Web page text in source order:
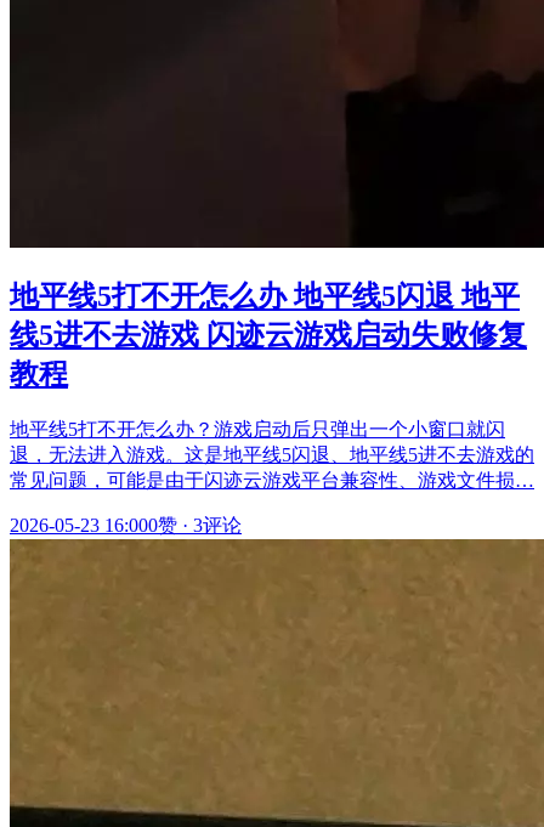
地平线5打不开怎么办 地平线5闪退 地平
线5进不去游戏 闪迹云游戏启动失败修复
教程
地平线5打不开怎么办？游戏启动后只弹出一个小窗口就闪
退，无法进入游戏。这是地平线5闪退、地平线5进不去游戏的
常见问题，可能是由于闪迹云游戏平台兼容性、游戏文件损…
2026-05-23 16:000赞 · 3评论